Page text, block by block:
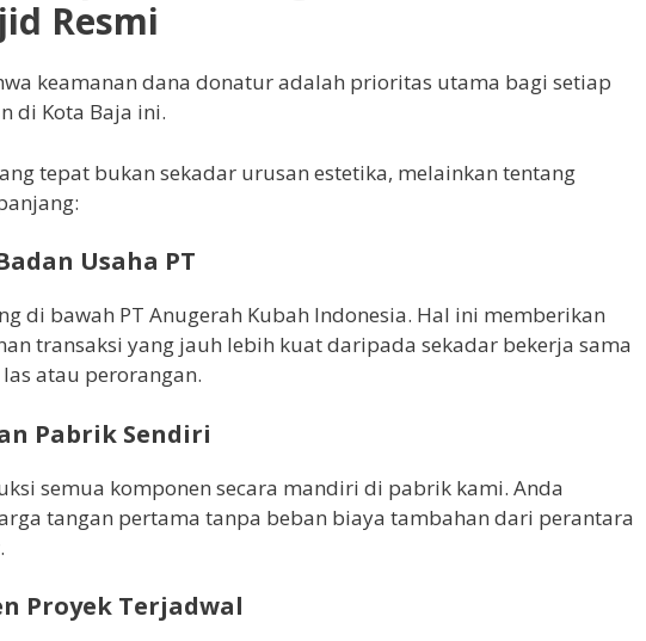
Resmi
keamanan dana donatur adalah prioritas utama bagi setiap
di Kota Baja ini.
tepat bukan sekadar urusan estetika, melainkan tentang
Usaha PT
di bawah PT Anugerah Kubah Indonesia. Hal ini memberikan
transaksi yang jauh lebih kuat daripada sekadar bekerja sama
atau perorangan.
Pabrik Sendiri
semua komponen secara mandiri di pabrik kami. Anda
tangan pertama tanpa beban biaya tambahan dari perantara
Proyek Terjadwal